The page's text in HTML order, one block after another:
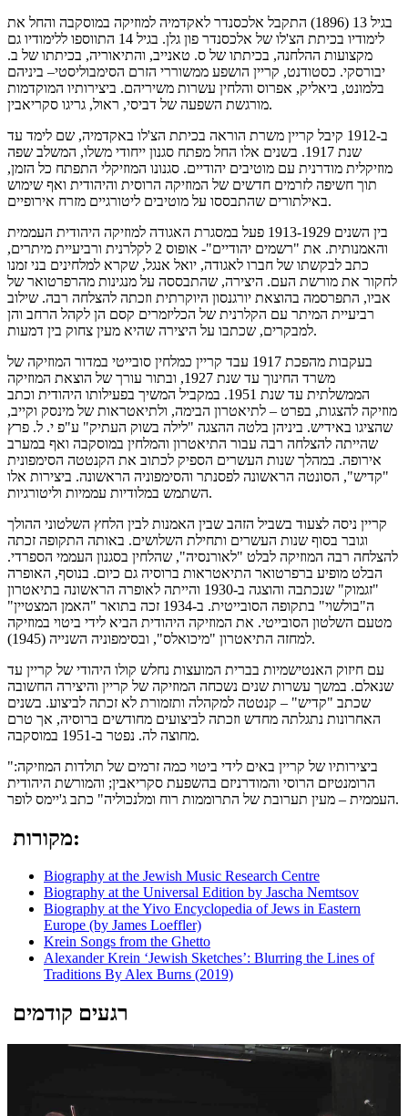
בגיל 13 (1896) התקבל אלכסנדר לאקדמיה למוזיקה במוסקבה והחל את
לימודיו בכיתת הצ'לו של אלכסנדר פון גלן. בגיל 14 התווספו ללימודיו גם
מקצועות ההלחנה, בכיתתו של ס. טאנייב, והתיאוריה, בכיתתו של ב.
יבורסקי. כסטודנט, קריין הושפע ממשוררי הזרם הסימבוליסטי– ביניהם
בלמונט, ביאליק, אפרוס והלחין עשרות משיריהם. ביצירותיו המוקדמות
מורגשת השפעה של דביסי, ראול, גריגו סקריאבין.
ב-1912 קיבל קריין משרת הוראה בכיתת הצ'לו באקדמיה, שם לימד עד
שנת 1917. בשנים אלו החל מפתח סגנון ייחודי משלו, המשלב שפה
מוזיקלית מודרנית עם מוטיבים יהודיים. סגנונו המוזיקלי התפתח כל הזמן,
תוך חשיפה לזרמים חדשים של המוזיקה הרוסית והיהודית ואף שימוש
באילתורים שהתבססו על מוטיבים ליטורגיים מזרח אירופיים.
בין השנים 1913-1929 פעל במסגרת האגודה למוזיקה היהודית העממית
והאמנותית. את "רשמים יהודיים"- אופוס 2 לקלרנית ורביעיית מיתרים,
כתב לבקשתו של חברו לאגודה, יואל אנגל, שקרא למלחינים בני זמנו
לחקור את מורשת העם. היצירה, שהתבססה על מנגינות מהרפרטואר של
אביו, התפרסמה בהוצאת יורגנסון היוקרתית וזכתה להצלחה רבה. שילוב
רביעיית המיתר עם הקלרנית של הכליזמרים קסם הן לקהל הרחב והן
למבקרים, שכתבו על היצירה שהיא מעין צחוק בין דמעות.
בעקבות מהפכת 1917 עבד קריין כמלחין סובייטי במדור המוזיקה של
משרד החינוך עד שנת 1927, ובתור עורך של הוצאת המוזיקה
הממשלתית עד שנת 1951. במקביל המשיך בפעילותו היהודית וכתב
מוזיקה להצגות, בפרט – לתיאטרון הבימה, ולתיאטראות של מינסק וקייב,
שהציגו באידיש. ביניהן בלטה ההצגה "לילה בשוק העתיק" ע"פ י. ל. פרץ
שהייתה להצלחה רבה עבור התיאטרון והמלחין במוסקבה ואף במערב
אירופה. במהלך שנות העשרים הספיק לכתוב את הקנטטה הסימפונית
"קדיש", הסונטה הראשונה לפסנתר והסימפוניה הראשונה. ביצירות אלו
השתמש במלודיות עממיות וליטורגיות.
קריין ניסה לצעוד בשביל הזהב שבין האמנות לבין הלחץ השלטוני ההולך
וגובר בסוף שנות העשרים ותחילת השלושים. באותה התקופה זכתה
להצלחה רבה המוזיקה לבלט "לאורנסיה", שהלחין בסגנון העממי הספרדי.
הבלט מופיע ברפרטואר התיאטראות ברוסיה גם כיום. בנוסף, האופרה
"זגמוק" שנכתבה והוצגה ב-1930 והייתה לאופרה הראשונה בתיאטרון
ה"בולשוי" בתקופה הסובייטית. ב-1934 זכה בתואר "האמן המצטיין"
מטעם השלטון הסובייטי. את המוזיקה היהודית הביא לידי ביטוי במוזיקה
למחזה התיאטרון "מיכואלס", ובסימפוניה השנייה (1945).
עם חיזוק האנטישמיות בברית המועצות נחלש קולו היהודי של קריין עד
שנאלם. במשך עשרות שנים נשכחה המוזיקה של קריין והיצירה החשובה
שכתב "קדיש" – קנטטה למקהלה ותזמורת לא זכתה לביצוע. בשנים
האחרונות נתגלתה מחדש וזכתה לביצועים מחודשים ברוסיה, אך טרם
מחוצה לה. נפטר ב-1951 במוסקבה.
"ביצירותיו של קריין באים לידי ביטוי כמה זרמים של תולדות המוזיקה:
הרומנטיזם הרוסי והמודרניזם בהשפעת סקריאבין; והמורשת היהודית
העממית – מעין תערובת של התרוממות רוח ומלנכוליה" כתב ג'יימס לופר.
מקורות:
Biography at the Jewish Music Research Centre
Biography at the Universal Edition by Jascha Nemtsov
Biography at the Yivo Encyclopedia of Jews in Eastern
Europe (by James Loeffler)
Krein Songs from the Ghetto
Alexander Krein ‘Jewish Sketches’: Blurring the Lines of
Traditions By Alex Burns (2019)